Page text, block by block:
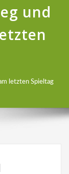
und
letzten Spieltag